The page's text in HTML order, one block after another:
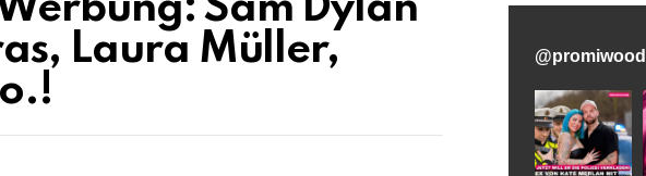
Sam Dylan
Laura Müller,
@promiwood